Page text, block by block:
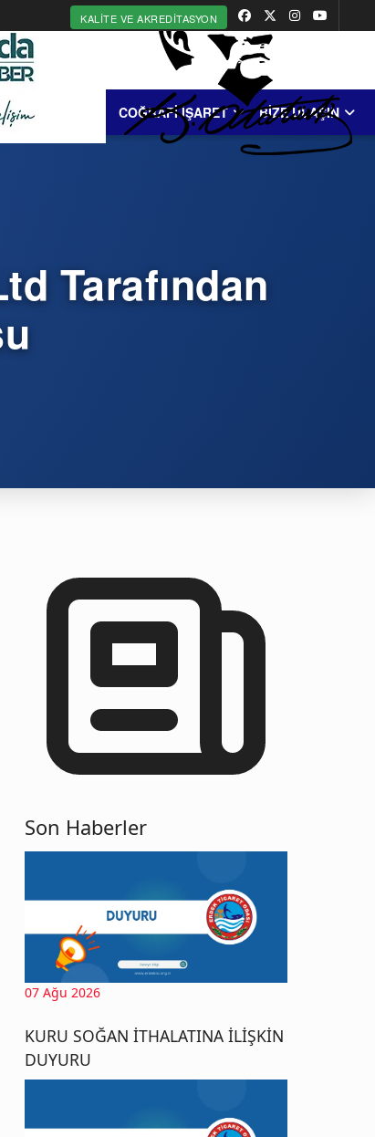
KALITE VE AKREDITASYON
COĞRAFİ İŞARET BİZE ULAŞIN
Tarafından
Son Haberler
07 Ağu 2026
KURU SOĞAN İTHALATINA İLİŞKİN
DUYURU